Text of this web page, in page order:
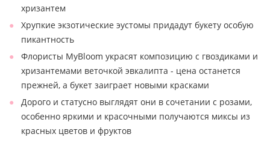
хризантем
Хрупкие экзотические эустомы придадут букету особую
пикантность
Флористы MyBloom украсят композицию с гвоздиками и
хризантемами веточкой эвкалипта - цена останется
прежней, а букет заиграет новыми красками
Дорого и статусно выглядят они в сочетании с розами,
особенно яркими и красочными получаются миксы из
красных цветов и фруктов